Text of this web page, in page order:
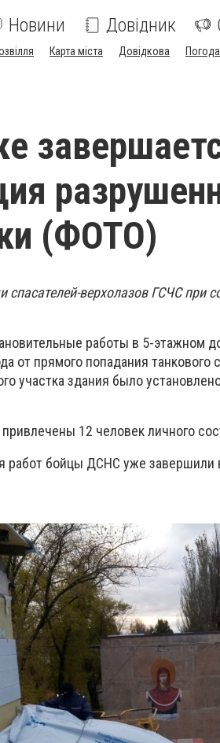
Новини Довідник
Карта міста Довідкова Погода
(ФОТО)
спасателей-верхолазов ГСЧС при
работы в 5-этажном
от прямого попадания
участка здания было
12 человек личного
работ бойцы ДСНС уже завершили